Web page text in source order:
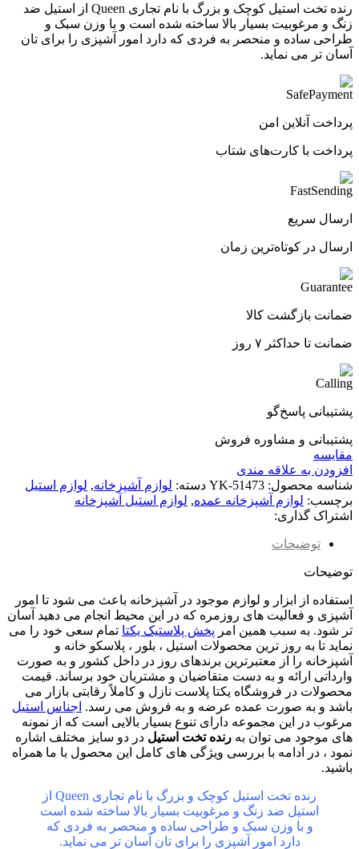
رنده تخت استیل کوچک و بزرگ با نام تجاری Queen از استیل ضد
زنگ و مرغوبیت بسیار بالا ساخته شده است و با وزن سبک و
طراحی ساده و منحصر به فردی که دارد امور آشپزی را برای تان
آسان تر می نماید.
پرداخت آنلاین امن
پرداخت با کارت‌های شتاب
ارسال سریع
ارسال در کوتاه‌ترین زمان
ضمانت بازگشت کالا
ضمانت تا حداکثر ۷ روز
پشتیبانی پاسخ‌گو
پشتیبانی و مشاوره فروش
مقایسه
افزودن به علاقه مندی
شناسه محصول: YK-51473 دسته: لوازم آشپزخانه, لوازم استیل
برچسب: لوازم آشپزخانه عمده, لوازم استیل آشپزخانه
اشتراک گذاری:
توضیحات
توضیحات
استفاده از ابزار و لوازم موجود در آشپزخانه باعث می شود تا امور
آشپزی و فعالیت‌ های روزمره که در این محیط انجام‌ می دهید آسان
تر شود. به سبب همین امر پخش پلاستیک یکتا تمام سعی خود را می
نماید تا به روز ترین محصولات استیل ، بلور ، پلاسکو خانه و
آشپزخانه را از معتبرترین برندهای روز در داخل کشور و به صورت
وارداتی ارائه و به دست متقاضیان و مشتریان خود برساند. قیمت
محصولات در فروشگاه یکتا پلاست نازل و کاملاً رقابتی بازار می
‌باشد و به صورت عمده عرضه و به فروش می رسد. اجناس استیل
مرغوب در این مجموعه دارای تنوع بسیار بالایی است که از نمونه
های موجود می توان به رنده تخت استیل در دو سایز مختلف اشاره
نمود ، در ادامه با بررسی ویژگی های کامل این محصول با ما همراه
باشید.
رنده تخت استیل کوچک و بزرگ با نام تجاری Queen از
استیل ضد زنگ و مرغوبیت بسیار بالا ساخته شده است
و با وزن سبک و طراحی ساده و منحصر به فردی که
دارد امور آشپزی را برای تان آسان تر می نماید.